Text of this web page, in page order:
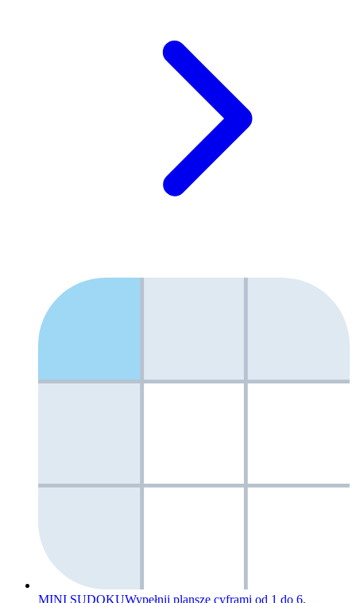
MINI SUDOKUWypełnij planszę cyframi od 1 do 6.